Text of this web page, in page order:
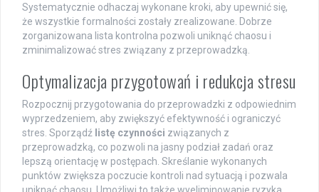
Systematycznie odhaczaj wykonane kroki, aby upewnić się,
że wszystkie formalności zostały zrealizowane. Dobrze
zorganizowana lista kontrolna pozwoli uniknąć chaosu i
zminimalizować stres związany z przeprowadzką.
Optymalizacja przygotowań i redukcja stresu
Rozpocznij przygotowania do przeprowadzki z odpowiednim
wyprzedzeniem, aby zwiększyć efektywność i ograniczyć
stres. Sporządź listę czynności związanych z
przeprowadzką, co pozwoli na jasny podział zadań oraz
lepszą orientację w postępach. Skreślanie wykonanych
punktów zwiększa poczucie kontroli nad sytuacją i pozwala